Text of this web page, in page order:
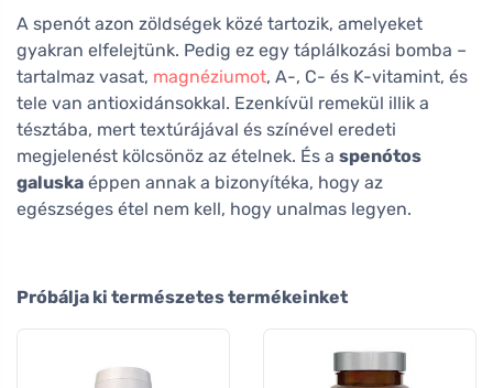
A spenót azon zöldségek közé tartozik, amelyeket
gyakran elfelejtünk. Pedig ez egy táplálkozási bomba –
tartalmaz vasat, magnéziumot, A-, C- és K-vitamint, és
tele van antioxidánsokkal. Ezenkívül remekül illik a
tésztába, mert textúrájával és színével eredeti
megjelenést kölcsönöz az ételnek. És a spenótos
galuska éppen annak a bizonyítéka, hogy az
egészséges étel nem kell, hogy unalmas legyen.
Próbálja ki természetes termékeinket